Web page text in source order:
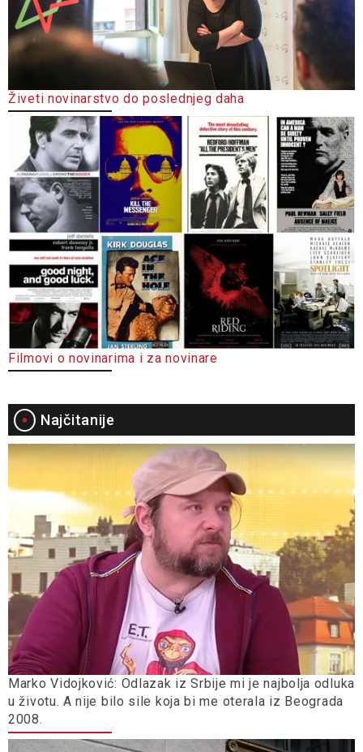
Živeti novinarstvo do poslednjeg daha
Filmovi o novinarima i za novinare
Najčitanije
Marko Vidojković: Odlazak iz Srbije mi je najbolja odluka
u životu. A nije bilo sile koja bi me oterala iz Beograda
2008.